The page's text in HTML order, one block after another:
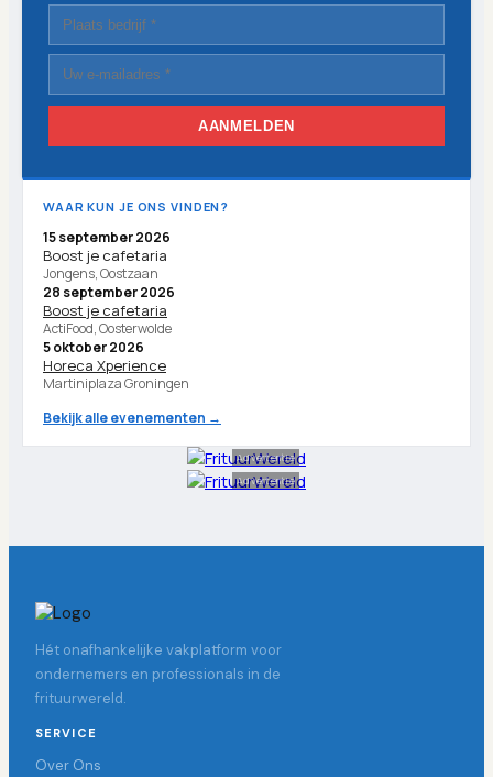
AANMELDEN
WAAR KUN JE ONS VINDEN?
15 september 2026
Boost je cafetaria
Jongens, Oostzaan
28 september 2026
Boost je cafetaria
ActiFood, Oosterwolde
5 oktober 2026
Horeca Xperience
Martiniplaza Groningen
Bekijk alle evenementen →
Advertentie
Advertentie
Hét onafhankelijke vakplatform voor
ondernemers en professionals in de
frituurwereld.
SERVICE
Over Ons